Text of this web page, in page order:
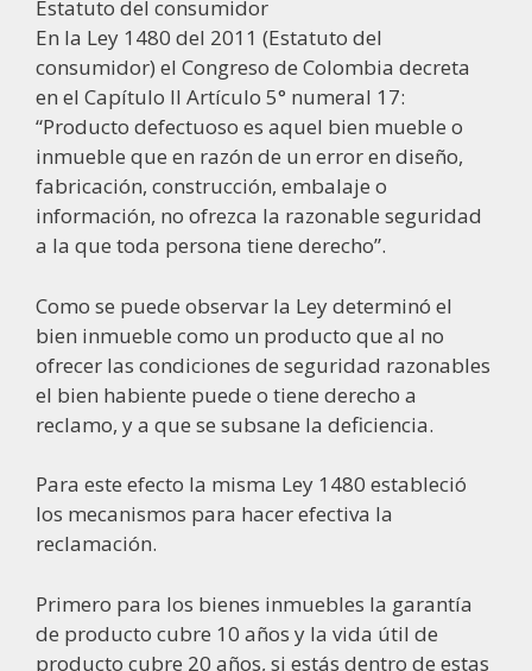
Estatuto del consumidor
En la Ley 1480 del 2011 (Estatuto del
consumidor) el Congreso de Colombia decreta
en el Capítulo II Artículo 5° numeral 17:
“Producto defectuoso es aquel bien mueble o
inmueble que en razón de un error en diseño,
fabricación, construcción, embalaje o
información, no ofrezca la razonable seguridad
a la que toda persona tiene derecho”.
Como se puede observar la Ley determinó el
bien inmueble como un producto que al no
ofrecer las condiciones de seguridad razonables
el bien habiente puede o tiene derecho a
reclamo, y a que se subsane la deficiencia.
Para este efecto la misma Ley 1480 estableció
los mecanismos para hacer efectiva la
reclamación.
Primero para los bienes inmuebles la garantía
de producto cubre 10 años y la vida útil de
producto cubre 20 años, si estás dentro de estas